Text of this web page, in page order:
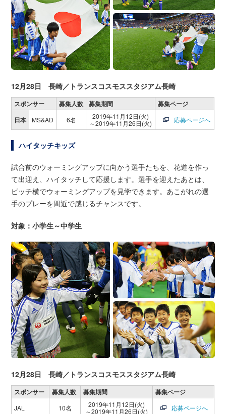
12月28日 長崎／トランスコスモススタジアム長崎
スポンサー 募集人数 募集期間
募集ページ
日本
MS&AD 6名
2019年11月12日(火)
～2019年11月26日(火)
応募ページへ
ハイタッチキッズ
試合前のウォーミングアップに向かう選手たちを、花道を作っ
て出迎え、ハイタッチして応援します。選手を迎えたあとは、
ピッチ横でウォーミングアップを見学できます。あこがれの選
手のプレーを間近で感じるチャンスです。
対象：小学生～中学生
12月28日 長崎／トランスコスモススタジアム長崎
スポンサー 募集人数 募集期間 募集ページ
JAL 10名
2019年11月12日(火)
～2019年11月26日(火)
応募ページへ